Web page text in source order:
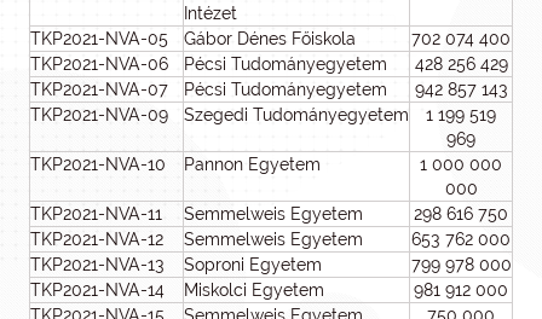
Intézet
TKP2021-NVA-05 Gábor Dénes Főiskola
702 074 400
TKP2021-NVA-06
Pécsi Tudományegyetem
428 256 429
TKP2021-NVA-07
Pécsi Tudományegyetem
942 857 143
TKP2021-NVA-09
Szegedi Tudományegyetem
1 199 519
969
TKP2021-NVA-10
Pannon Egyetem
1 000 000
000
TKP2021-NVA-11
Semmelweis Egyetem
298 616 750
TKP2021-NVA-12
Semmelweis Egyetem
653 762 000
TKP2021-NVA-13
Soproni Egyetem
799 978 000
TKP2021-NVA-14
Miskolci Egyetem
981 912 000